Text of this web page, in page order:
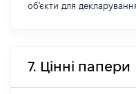
об'єкти для
7. Цінні папери